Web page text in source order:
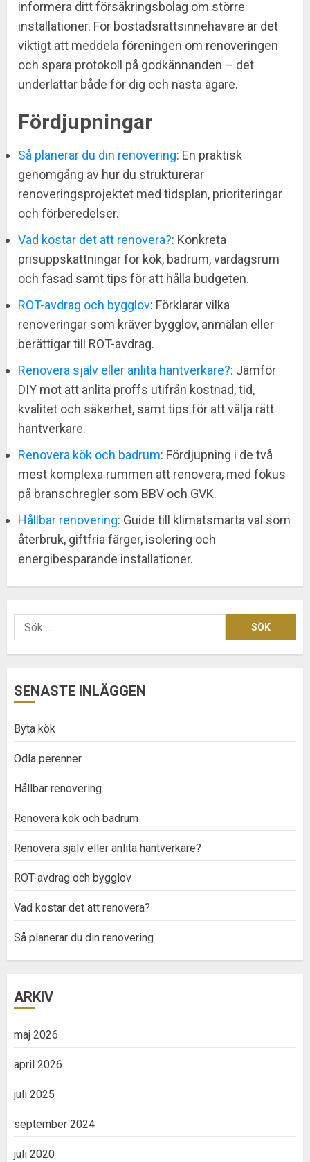
informera ditt försäkringsbolag om större
installationer. För bostadsrättsinnehavare är det
viktigt att meddela föreningen om renoveringen
och spara protokoll på godkännanden – det
underlättar både för dig och nästa ägare.
Fördjupningar
Så planerar du din renovering: En praktisk
genomgång av hur du strukturerar
renoveringsprojektet med tidsplan, prioriteringar
och förberedelser.
Vad kostar det att renovera?: Konkreta
prisuppskattningar för kök, badrum, vardagsrum
och fasad samt tips för att hålla budgeten.
ROT-avdrag och bygglov: Förklarar vilka
renoveringar som kräver bygglov, anmälan eller
berättigar till ROT-avdrag.
Renovera själv eller anlita hantverkare?: Jämför
DIY mot att anlita proffs utifrån kostnad, tid,
kvalitet och säkerhet, samt tips för att välja rätt
hantverkare.
Renovera kök och badrum: Fördjupning i de två
mest komplexa rummen att renovera, med fokus
på branschregler som BBV och GVK.
Hållbar renovering: Guide till klimatsmarta val som
återbruk, giftfria färger, isolering och
energibesparande installationer.
Sök
efter:
SENASTE INLÄGGEN
Byta kök
Odla perenner
Hållbar renovering
Renovera kök och badrum
Renovera själv eller anlita hantverkare?
ROT-avdrag och bygglov
Vad kostar det att renovera?
Så planerar du din renovering
ARKIV
maj 2026
april 2026
juli 2025
september 2024
juli 2020